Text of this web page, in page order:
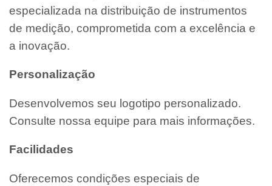
especializada na distribuição de instrumentos
de medição, comprometida com a excelência e
a inovação.
Personalização
Desenvolvemos seu logotipo personalizado.
Consulte nossa equipe para mais informações.
Facilidades
Oferecemos condições especiais de